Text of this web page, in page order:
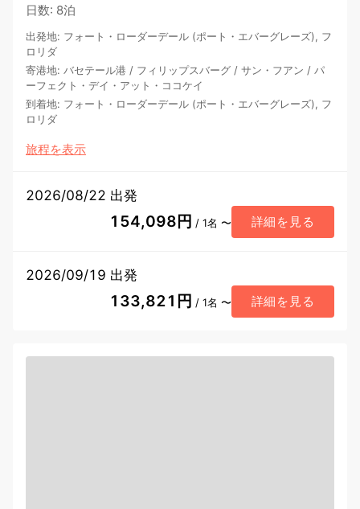
日数: 8泊
出発地: フォート・ローダーデール (ポート・エバーグレーズ), フ
ロリダ
寄港地: バセテール港 / フィリップスバーグ / サン・フアン / パ
ーフェクト・デイ・アット・ココケイ
到着地: フォート・ローダーデール (ポート・エバーグレーズ), フ
ロリダ
旅程を表示
2026/08/22 出発
154,098円 / 1名 〜 詳細を見る
2026/09/19 出発
133,821円 / 1名 〜 詳細を見る